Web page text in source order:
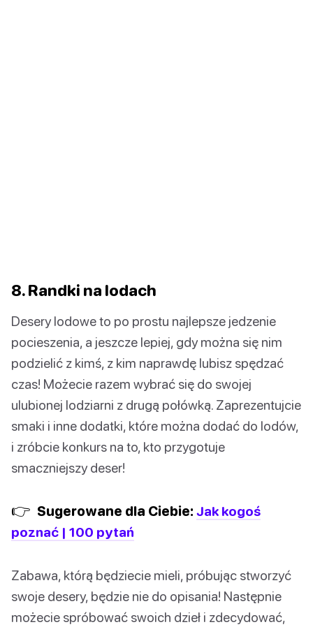
8. Randki na lodach
Desery lodowe to po prostu najlepsze jedzenie
pocieszenia, a jeszcze lepiej, gdy można się nim
podzielić z kimś, z kim naprawdę lubisz spędzać
czas! Możecie razem wybrać się do swojej
ulubionej lodziarni z drugą połówką. Zaprezentujcie
smaki i inne dodatki, które można dodać do lodów,
i zróbcie konkurs na to, kto przygotuje
smaczniejszy deser!
👉 Sugerowane dla Ciebie: Jak kogoś
poznać | 100 pytań
Zabawa, którą będziecie mieli, próbując stworzyć
swoje desery, będzie nie do opisania! Następnie
możecie spróbować swoich dzieł i zdecydować,